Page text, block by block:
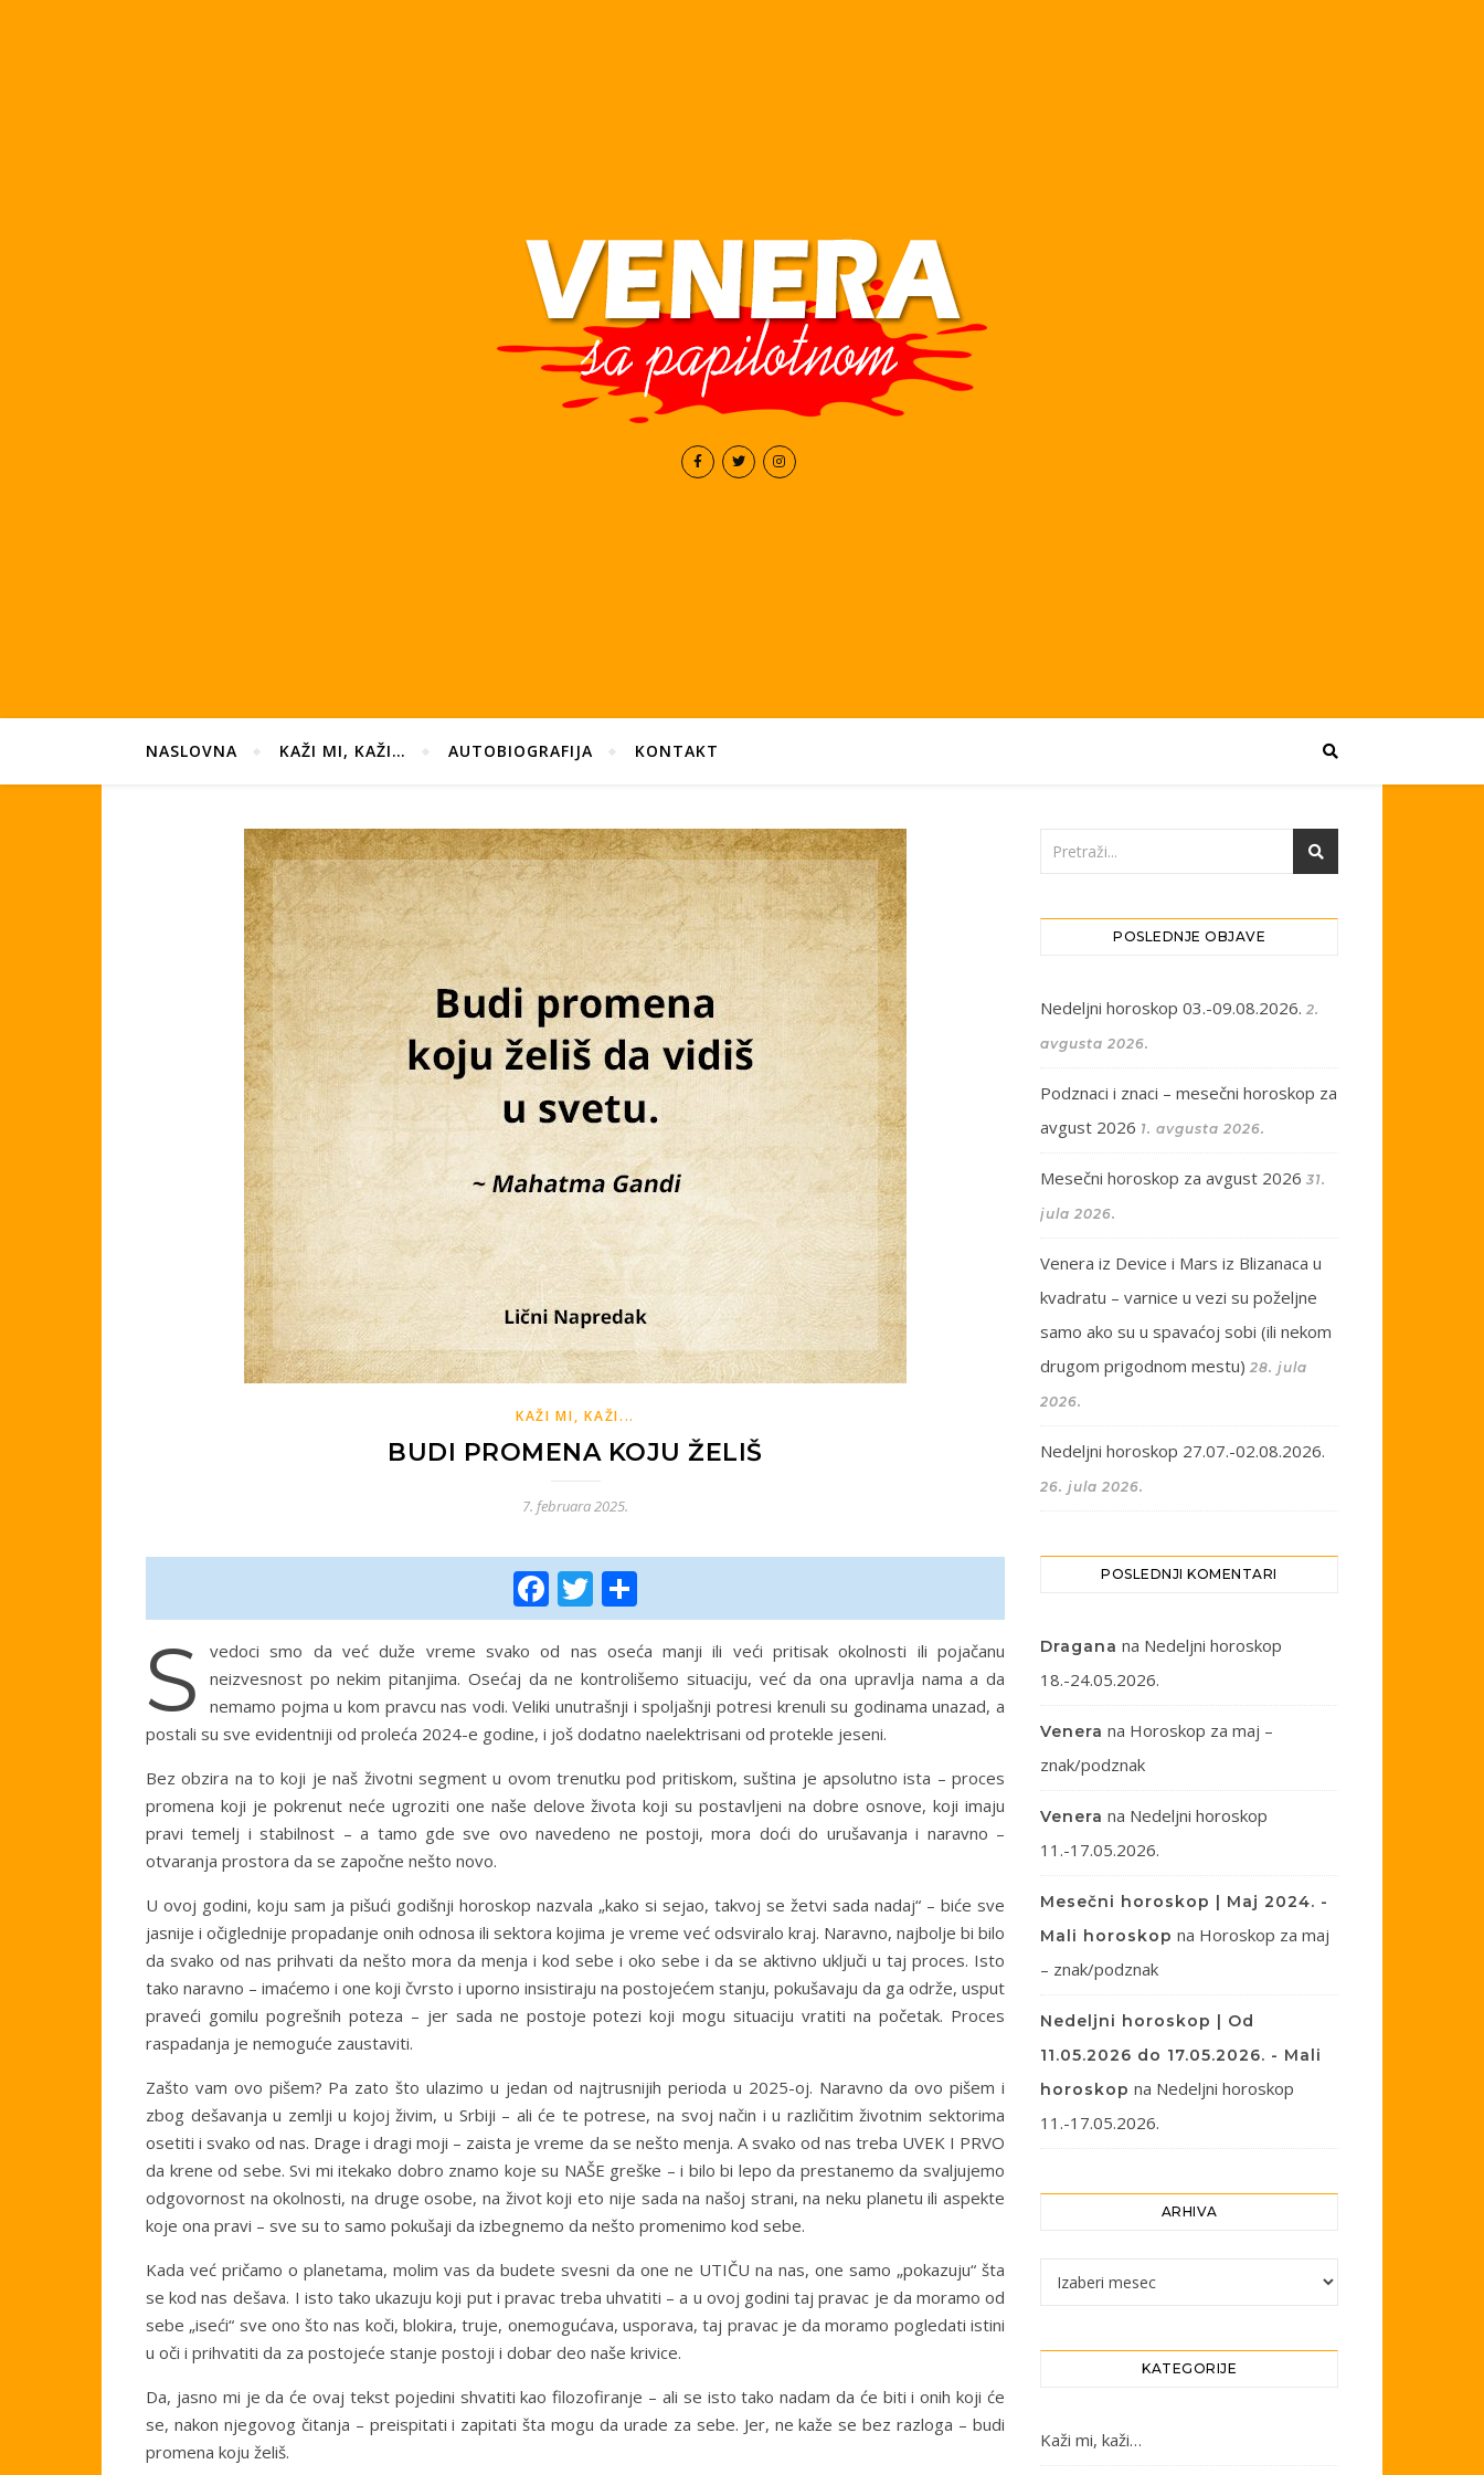
NASLOVNA KAŽI MI, KAŽI… AUTOBIOGRAFIJA KONTAKT
KAŽI MI, KAŽI...
BUDI PROMENA KOJU ŽELIŠ
7. februara 2025.
Facebook
Twitter
S
vedoci smo da već duže vreme svako od nas oseća manji ili veći pritisak okolnosti ili pojačanu
neizvesnost po nekim pitanjima. Osećaj da ne kontrolišemo situaciju, već da ona upravlja nama a da
nemamo pojma u kom pravcu nas vodi. Veliki unutrašnji i spoljašnji potresi krenuli su godinama unazad, a
postali su sve evidentniji od proleća 2024-e godine, i još dodatno naelektrisani od protekle jeseni.
Bez obzira na to koji je naš životni segment u ovom trenutku pod pritiskom, suština je apsolutno ista – proces
promena koji je pokrenut neće ugroziti one naše delove života koji su postavljeni na dobre osnove, koji imaju
pravi temelj i stabilnost – a tamo gde sve ovo navedeno ne postoji, mora doći do urušavanja i naravno –
otvaranja prostora da se započne nešto novo.
U ovoj godini, koju sam ja pišući godišnji horoskop nazvala „kako si sejao, takvoj se žetvi sada nadaj“ – biće sve
jasnije i očiglednije propadanje onih odnosa ili sektora kojima je vreme već odsviralo kraj. Naravno, najbolje bi bilo
da svako od nas prihvati da nešto mora da menja i kod sebe i oko sebe i da se aktivno uključi u taj proces. Isto
tako naravno – imaćemo i one koji čvrsto i uporno insistiraju na postojećem stanju, pokušavaju da ga održe, usput
praveći gomilu pogrešnih poteza – jer sada ne postoje potezi koji mogu situaciju vratiti na početak. Proces
raspadanja je nemoguće zaustaviti.
Zašto vam ovo pišem? Pa zato što ulazimo u jedan od najtrusnijih perioda u 2025-oj. Naravno da ovo pišem i
zbog dešavanja u zemlji u kojoj živim, u Srbiji – ali će te potrese, na svoj način i u različitim životnim sektorima
osetiti i svako od nas. Drage i dragi moji – zaista je vreme da se nešto menja. A svako od nas treba UVEK I PRVO
da krene od sebe. Svi mi itekako dobro znamo koje su NAŠE greške – i bilo bi lepo da prestanemo da svaljujemo
odgovornost na okolnosti, na druge osobe, na život koji eto nije sada na našoj strani, na neku planetu ili aspekte
koje ona pravi – sve su to samo pokušaji da izbegnemo da nešto promenimo kod sebe.
Kada već pričamo o planetama, molim vas da budete svesni da one ne UTIČU na nas, one samo „pokazuju“ šta
se kod nas dešava. I isto tako ukazuju koji put i pravac treba uhvatiti – a u ovoj godini taj pravac je da moramo od
sebe „iseći“ sve ono što nas koči, blokira, truje, onemogućava, usporava, taj pravac je da moramo pogledati istini
u oči i prihvatiti da za postojeće stanje postoji i dobar deo naše krivice.
Da, jasno mi je da će ovaj tekst pojedini shvatiti kao filozofiranje – ali se isto tako nadam da će biti i onih koji će
se, nakon njegovog čitanja – preispitati i zapitati šta mogu da urade za sebe. Jer, ne kaže se bez razloga – budi
promena koju želiš.
POSLEDNJE OBJAVE
Nedeljni horoskop 03.-09.08.2026. 2.
avgusta 2026.
Podznaci i znaci – mesečni horoskop za
avgust 2026 1. avgusta 2026.
Mesečni horoskop za avgust 2026 31.
jula 2026.
Venera iz Device i Mars iz Blizanaca u
kvadratu – varnice u vezi su poželjne
samo ako su u spavaćoj sobi (ili nekom
drugom prigodnom mestu) 28. jula
2026.
Nedeljni horoskop 27.07.-02.08.2026.
26. jula 2026.
POSLEDNJI KOMENTARI
Dragana na Nedeljni horoskop
18.-24.05.2026.
Venera na Horoskop za maj –
znak/podznak
Venera na Nedeljni horoskop
11.-17.05.2026.
Mesečni horoskop | Maj 2024. -
Mali horoskop na Horoskop za maj
– znak/podznak
Nedeljni horoskop | Od
11.05.2026 do 17.05.2026. - Mali
horoskop na Nedeljni horoskop
11.-17.05.2026.
ARHIVA
Arhiva
KATEGORIJE
Kaži mi, kaži…